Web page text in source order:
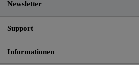
Newsletter
Support
Informationen